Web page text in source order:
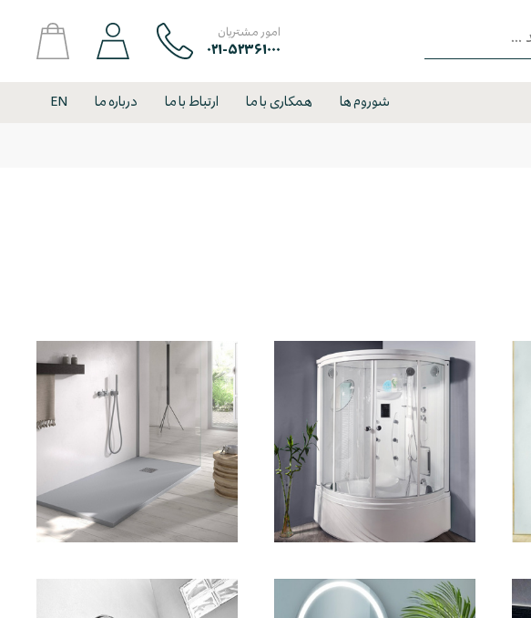
امور مشتریان
۰۲۱-۵۲۳۶۱۰۰۰
شوروم ها همکاری با ما ارتباط با ما درباره ما EN